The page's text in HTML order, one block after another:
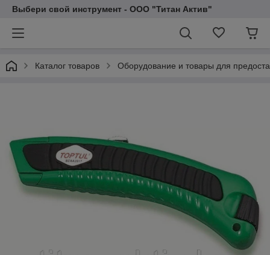
Выбери свой инструмент - ООО "Титан Актив"
Каталог товаров Оборудование и товары для